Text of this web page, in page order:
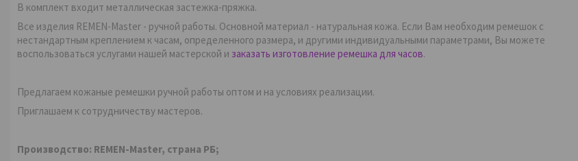
В комплект входит металлическая застежка-пряжка.
Все изделия REMEN-Master - ручной работы. Основной материал - натуральная кожа. Если Вам необходим ремешок с
нестандартным креплением к часам, определенного размера, и другими индивидуальными параметрами, Вы можете
воспользоваться услугами нашей мастерской и заказать изготовление ремешка для часов.
Предлагаем кожаные ремешки ручной работы оптом и на условиях реализации.
Приглашаем к сотрудничеству мастеров.
Производство: REMEN-Master, страна РБ;